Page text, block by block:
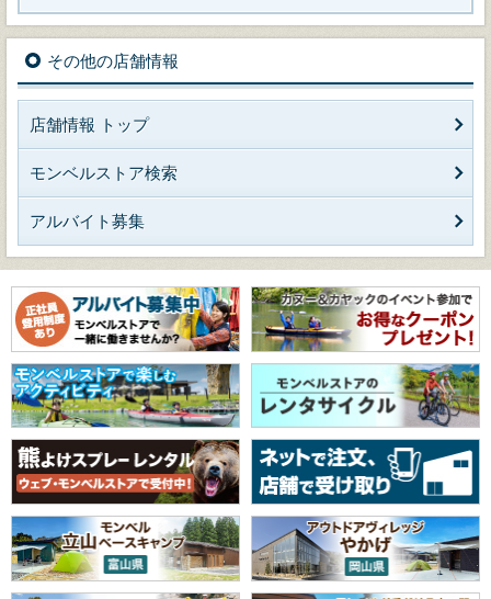
その他の店舗情報
店舗情報 トップ
モンベルストア検索
アルバイト募集